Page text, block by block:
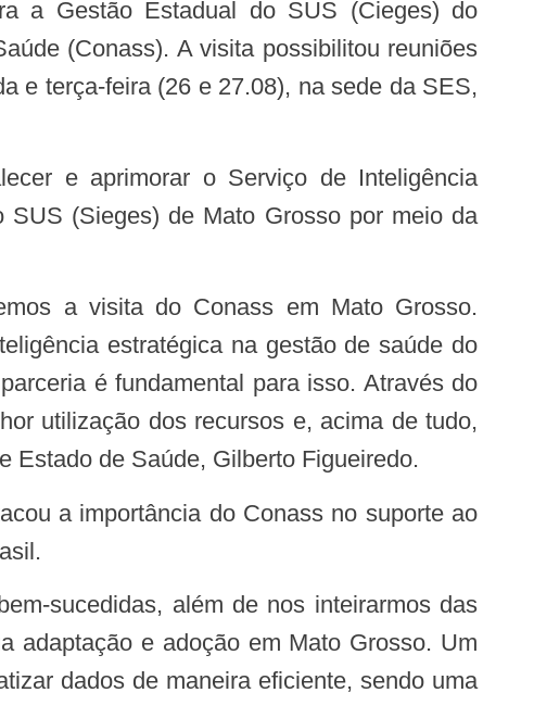
a Gestão Estadual do SUS (Cieges) do
(Conass). A visita possibilitou reuniões
e terça-feira (26 e 27.08), na sede da SES,
(Sieges) de Mato Grosso por meio da
estratégica na gestão de saúde do
é fundamental para isso. Através do
utilização dos recursos e, acima de tudo,
Estado de Saúde, Gilberto Figueiredo.
adaptação e adoção em Mato Grosso. Um
dados de maneira eficiente, sendo uma